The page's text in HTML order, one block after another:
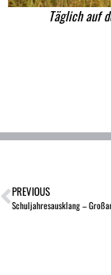
Täglich auf
PREVIOUS
Schuljahresausklang –